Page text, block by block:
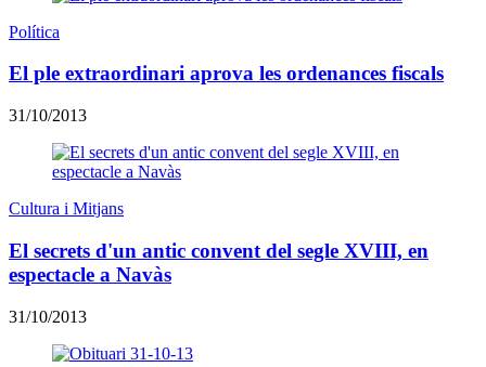
Política
El ple extraordinari aprova les ordenances fiscals
31/10/2013
Cultura i Mitjans
El secrets d'un antic convent del segle XVIII, en
espectacle a Navàs
31/10/2013